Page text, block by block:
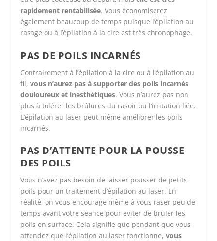
rapidement rentabilisée. Vous économiserez
également beaucoup de temps puisque l’épilation au
rasage ou à l’épilation à la cire est très chronophage.
PAS DE POILS INCARNÉS
Contrairement à l’épilation à la cire ou à l’épilation au
fil,vous n’aurez pas à supporter des poils incarnés
douloureux et inesthétiques. Vous n’aurez pas non
plus à tolérer les brûlures du rasoir ou l’irritation liée.
L’épilation au laser peut même améliorer les poils
incarnés.
PAS D’ATTENTE POUR LA POUSSE
DES POILS
Vous n’avez pas besoin de laisser pousser de petits
poils pour un traitement d’épilation au laser. En
réalité, on vous encourage même à vous raser peu de
temps avant votre séance pour éviter de brûler les
poils en surface. Cela signifie que pendant que vous
attendez que l’épilation au laser fonctionne,vous